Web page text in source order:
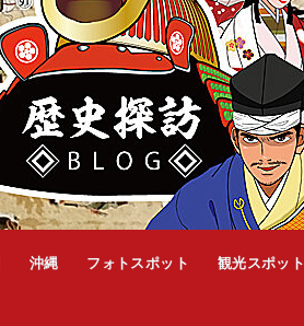
沖縄 フォトスポット 観光スポット